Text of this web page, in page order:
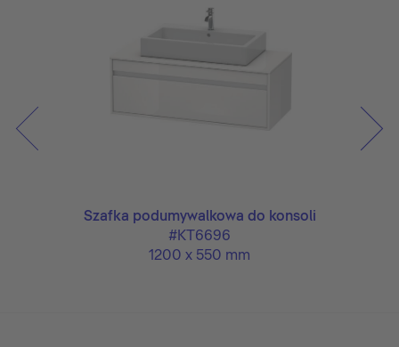
Szafka podumywalkowa do konsoli
#KT6696
1200 x 550 mm